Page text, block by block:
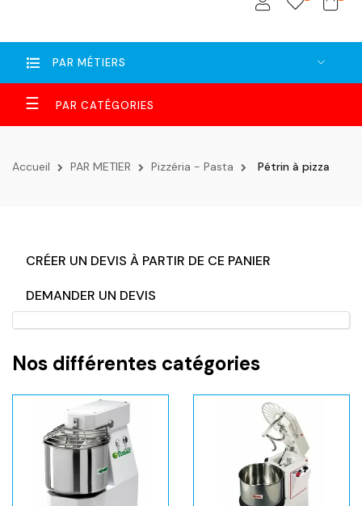
PAR MÉTIERS
Basculer
la
navigation
☰
Accueil PAR METIER Pizzéria - Pasta Pétrin à pizza
CRÉER UN DEVIS À PARTIR DE CE PANIER
DEMANDER UN DEVIS
Nos différentes catégories